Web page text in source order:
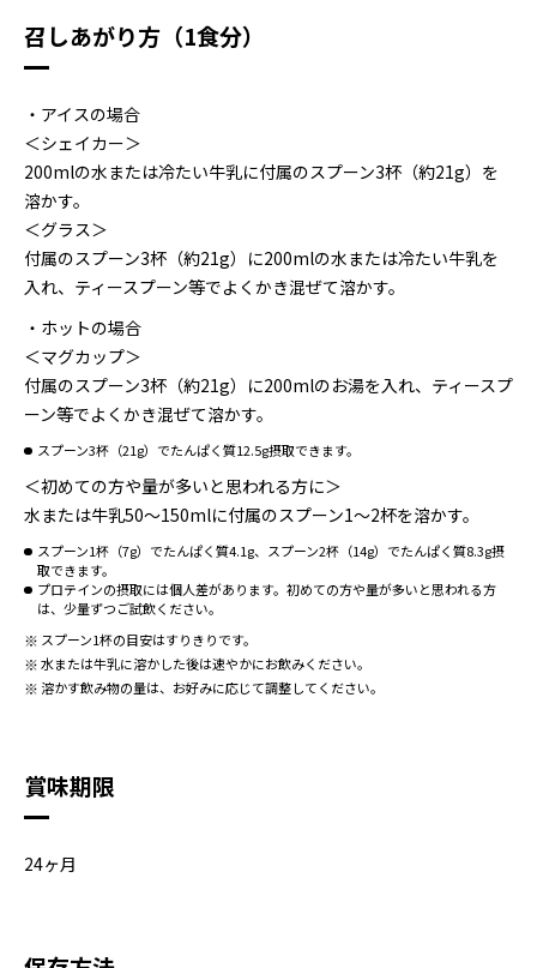
召しあがり方（1食分）
・アイスの場合
＜シェイカー＞
200mlの水または冷たい牛乳に付属のスプーン3杯（約21g）を
溶かす。
＜グラス＞
付属のスプーン3杯（約21g）に200mlの水または冷たい牛乳を
入れ、ティースプーン等でよくかき混ぜて溶かす。
・ホットの場合
＜マグカップ＞
付属のスプーン3杯（約21g）に200mlのお湯を入れ、ティースプ
ーン等でよくかき混ぜて溶かす。
スプーン3杯（21g）でたんぱく質12.5g摂取できます。
＜初めての方や量が多いと思われる方に＞
水または牛乳50～150mlに付属のスプーン1～2杯を溶かす。
スプーン1杯（7g）でたんぱく質4.1g、スプーン2杯（14g）でたんぱく質8.3g摂
取できます。
プロテインの摂取には個人差があります。初めての方や量が多いと思われる方
は、少量ずつご試飲ください。
スプーン1杯の目安はすりきりです。
水または牛乳に溶かした後は速やかにお飲みください。
溶かす飲み物の量は、お好みに応じて調整してください。
賞味期限
24ヶ月